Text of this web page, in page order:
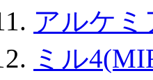
アルケ
ミル